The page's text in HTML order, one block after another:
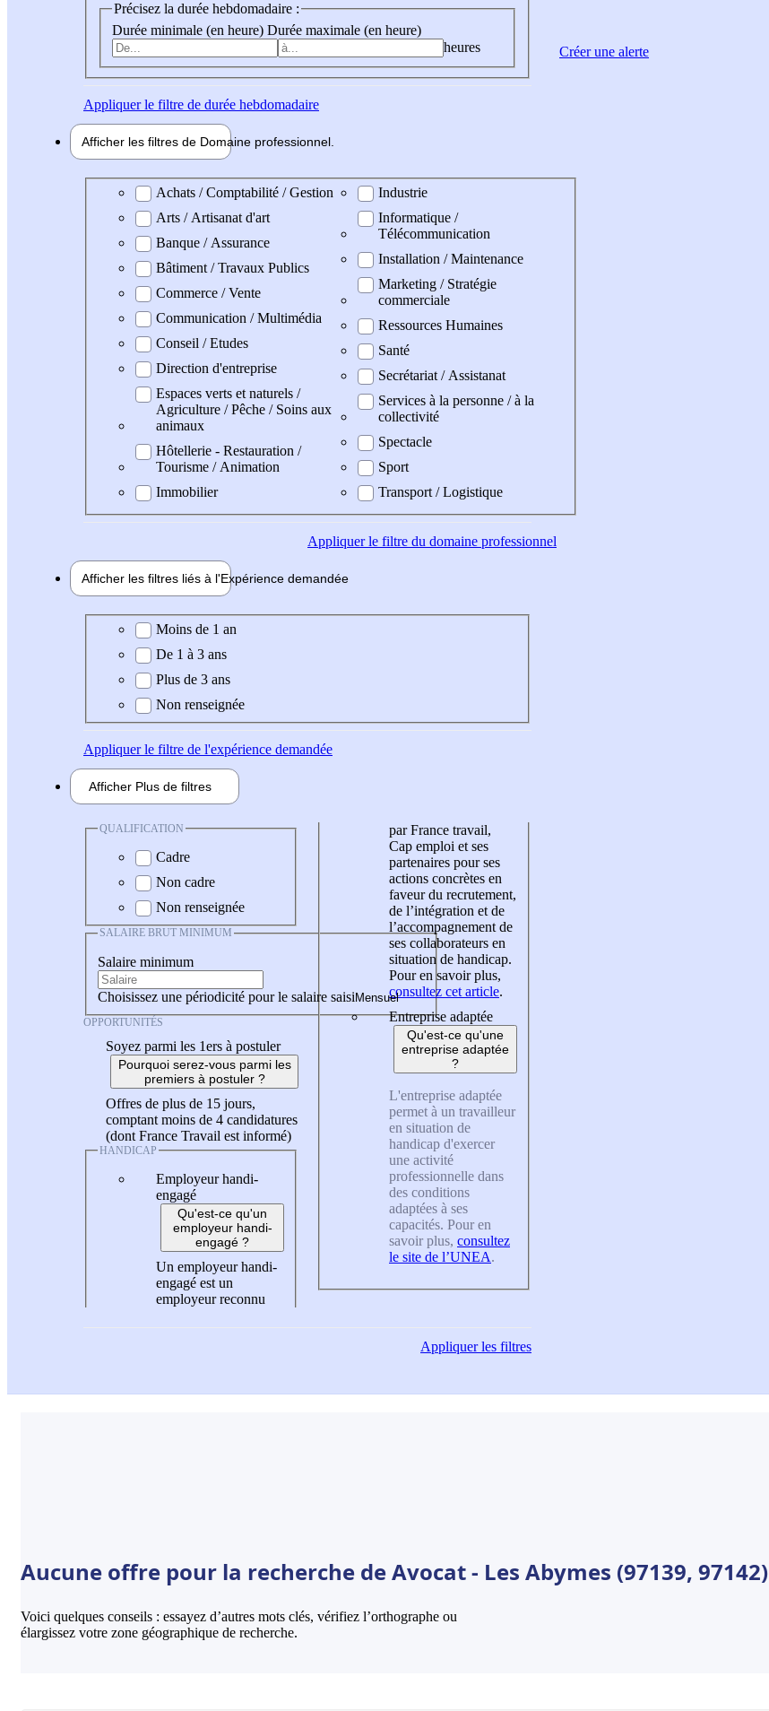
Précisez la durée hebdomadaire :
Durée minimale (en heure) Durée maximale (en heure)
heures
Appliquerle filtre de durée hebdomadaire
Afficher les filtres de Domaine professionnel
Domaine professionel
Achats / Comptabilité / Gestion
Arts / Artisanat d'art
Banque / Assurance
Bâtiment / Travaux Publics
Commerce / Vente
Communication / Multimédia
Conseil / Etudes
Direction d'entreprise
Espaces verts et naturels /
Agriculture / Pêche / Soins aux
animaux
Hôtellerie - Restauration /
Tourisme / Animation
Immobilier
Industrie
Informatique /
Télécommunication
Installation / Maintenance
Marketing / Stratégie
commerciale
Ressources Humaines
Santé
Secrétariat / Assistanat
Services à la personne / à la
collectivité
Spectacle
Sport
Transport / Logistique
Appliquerle filtre du domaine professionnel
Afficher les filtres liés à l'Expérience demandée
Expérience demandée
Moins de 1 an
De 1 à 3 ans
Plus de 3 ans
Non renseignée
Appliquerle filtre de l'expérience demandée
Afficher Plus de filtres
QUALIFICATION
Cadre
Non cadre
Non renseignée
SALAIRE BRUT MINIMUM
Salaire minimum
Choisissez une périodicité pour le salaire saisi
OPPORTUNITÉS
Soyez parmi les 1ers à postuler
Pourquoi serez-vous parmi les
premiers à postuler ?
Offres de plus de 15 jours,
comptant moins de 4 candidatures
(dont France Travail est informé)
HANDICAP
Employeur handi-
engagé
Qu'est-ce qu'un
employeur handi-
engagé ?
Un employeur handi-
engagé est un
employeur reconnu
par France travail,
Cap emploi et ses
partenaires pour ses
actions concrètes en
faveur du recrutement,
de l’intégration et de
l’accompagnement de
ses collaborateurs en
situation de handicap.
Pour en savoir plus,
consultez cet article.
Entreprise adaptée
Qu'est-ce qu'une
entreprise adaptée
?
L'entreprise adaptée
permet à un travailleur
en situation de
handicap d'exercer
une activité
professionnelle dans
des conditions
adaptées à ses
capacités. Pour en
savoir plus, consultez
le site de l’UNEA.
Appliquerles filtres
Créer une alerte
Aucune offre pour la recherche de Avocat - Les Abymes (97139, 97142)
Voici quelques conseils : essayez d’autres mots clés, vérifiez l’orthographe ou
élargissez votre zone géographique de recherche.